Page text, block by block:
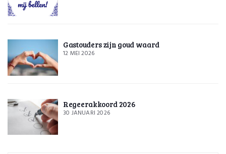
Gastouders zijn goud waard
12 MEI 2026
Regeerakkoord 2026
30 JANUARI 2026